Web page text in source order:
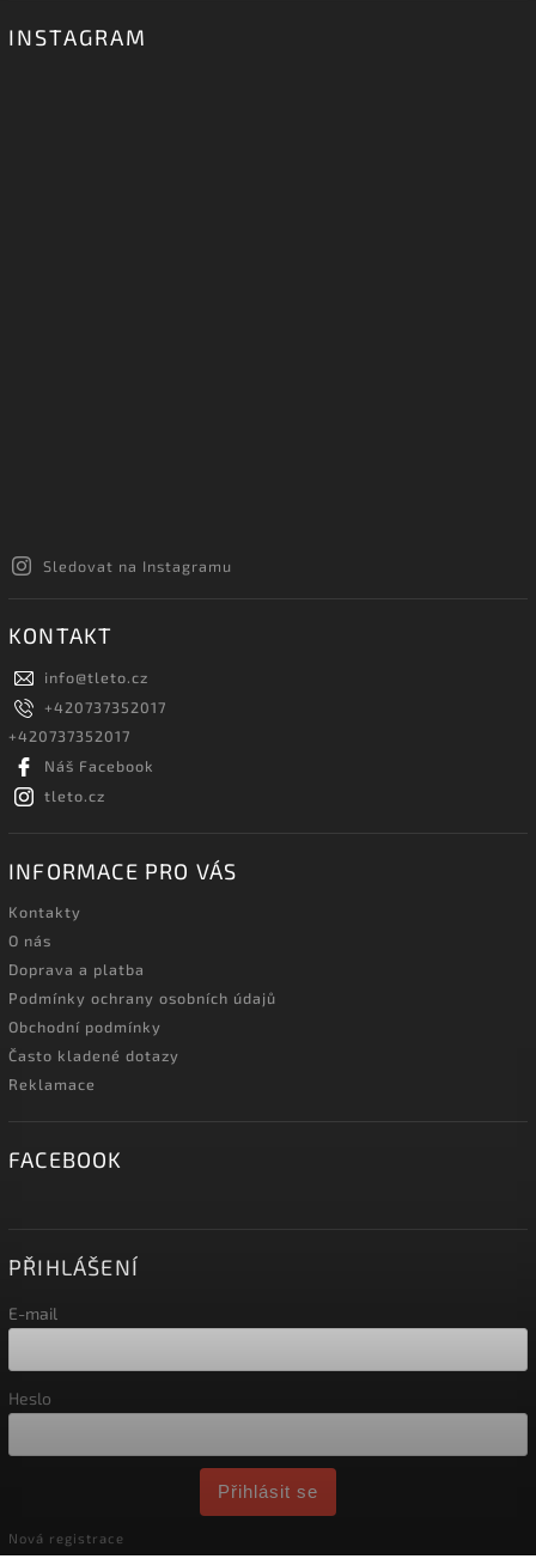
INSTAGRAM
Sledovat na Instagramu
KONTAKT
info@tleto.cz
+420737352017
+420737352017
Náš Facebook
tleto.cz
INFORMACE PRO VÁS
Kontakty
O nás
Doprava a platba
Podmínky ochrany osobních údajů
Obchodní podmínky
Často kladené dotazy
Reklamace
FACEBOOK
PŘIHLÁŠENÍ
E-mail
Heslo
Přihlásit se
Nová registrace